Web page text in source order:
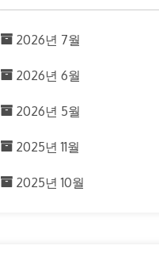
2026년 7월
2026년 6월
2026년 5월
2025년 11월
2025년 10월